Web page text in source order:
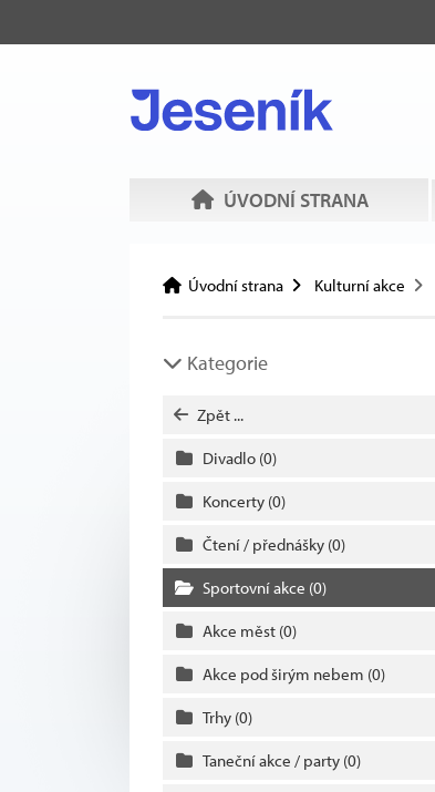
ÚVODNÍ STRANA
Úvodní strana Kulturní akce
Kategorie
Zpět ...
Divadlo (0)
Koncerty (0)
Čtení / přednášky (0)
Sportovní akce (0)
Akce měst (0)
Akce pod širým nebem (0)
Trhy (0)
Taneční akce / party (0)